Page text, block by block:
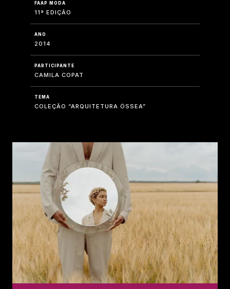
FAAP MODA
11ª EDIÇÃO
ANO
2014
PARTICIPANTE
CAMILA COPAT
TEMA
COLEÇÃO “ARQUITETURA ÓSSEA”